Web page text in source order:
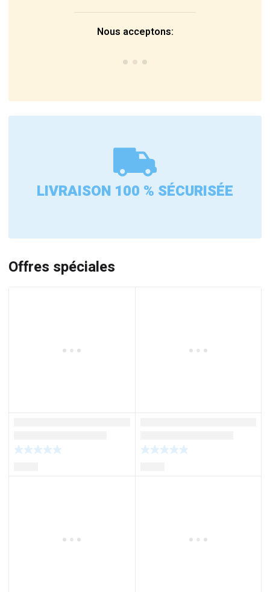
Nous acceptons:
LIVRAISON 100 % SÉCURISÉE
Offres spéciales